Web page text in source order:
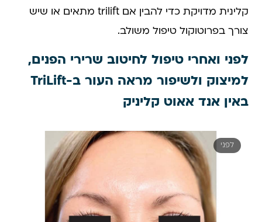
קלינית מדויקת כדי להבין אם trilift מתאים או שיש
צורך בפרוטוקול טיפול משולב.
לפני ואחרי טיפול לחיטוב שרירי הפנים,
למיצוק ולשיפור מראה העור ב-TriLift
באין אנד אאוט קליניק
לפני